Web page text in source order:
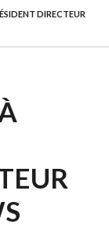
DIRECTEUR